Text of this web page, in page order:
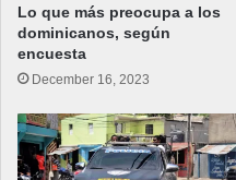
Lo que más preocupa a los
dominicanos, según
encuesta
December 16, 2023